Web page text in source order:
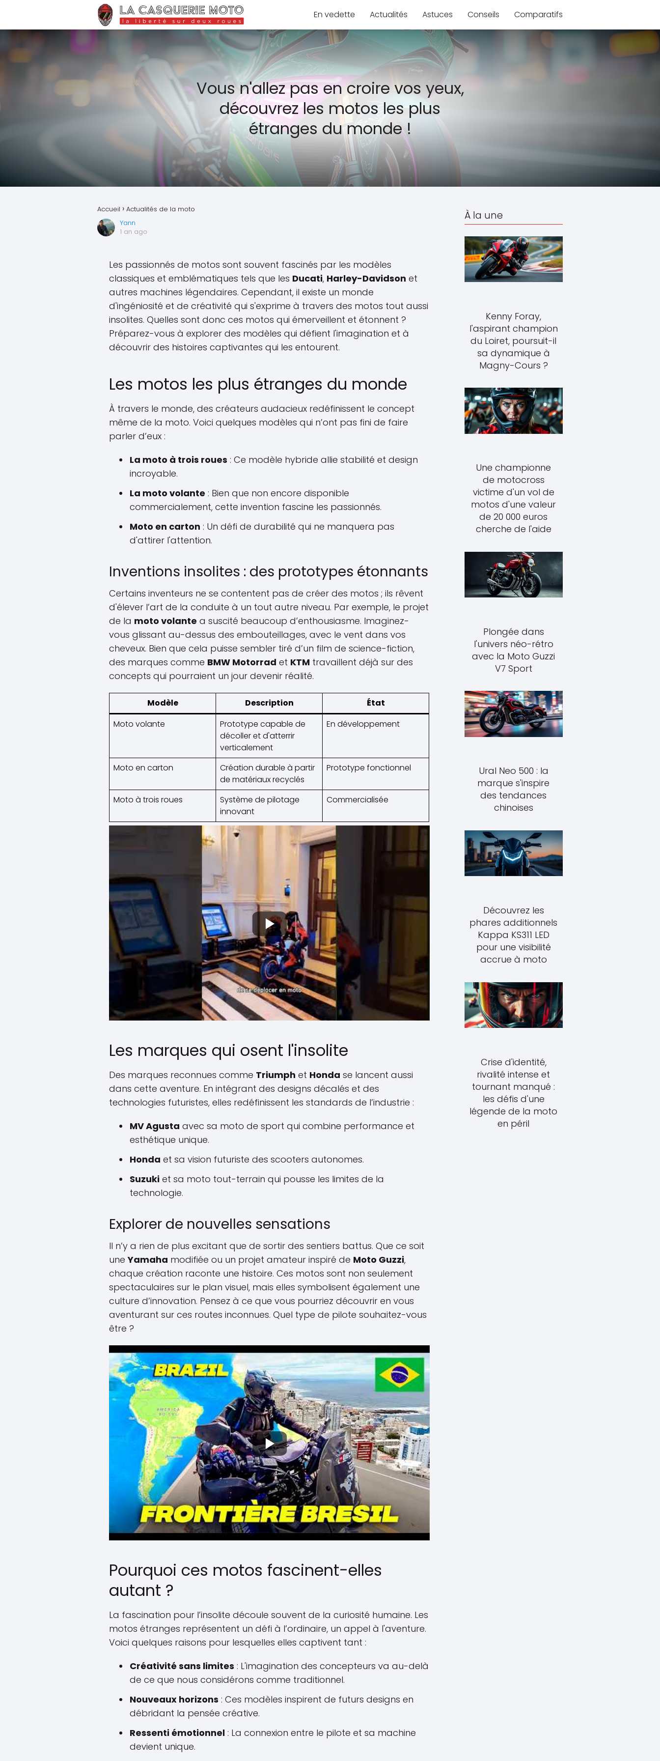
En vedette Actualités Astuces Conseils Comparatifs
Vous n'allez pas en croire vos yeux,
découvrez les motos les plus
étranges du monde !
Accueil
Actualités de la moto
Yann
1 an ago
Les passionnés de motos sont souvent fascinés par les modèles
classiques et emblématiques tels que les Ducati, Harley-Davidson et
autres machines légendaires. Cependant, il existe un monde
d'ingéniosité et de créativité qui s'exprime à travers des motos tout aussi
insolites. Quelles sont donc ces motos qui émerveillent et étonnent ?
Préparez-vous à explorer des modèles qui défient l'imagination et à
découvrir des histoires captivantes qui les entourent.
Les motos les plus étranges du monde
À travers le monde, des créateurs audacieux redéfinissent le concept
même de la moto. Voici quelques modèles qui n’ont pas fini de faire
parler d’eux :
La moto à trois roues : Ce modèle hybride allie stabilité et design
incroyable.
La moto volante : Bien que non encore disponible
commercialement, cette invention fascine les passionnés.
Moto en carton : Un défi de durabilité qui ne manquera pas
d'attirer l'attention.
Inventions insolites : des prototypes étonnants
Certains inventeurs ne se contentent pas de créer des motos ; ils rêvent
d'élever l’art de la conduite à un tout autre niveau. Par exemple, le projet
de la moto volante a suscité beaucoup d’enthousiasme. Imaginez-
vous glissant au-dessus des embouteillages, avec le vent dans vos
cheveux. Bien que cela puisse sembler tiré d’un film de science-fiction,
des marques comme BMW Motorrad et KTM travaillent déjà sur des
concepts qui pourraient un jour devenir réalité.
Modèle Description
État
Moto volante
Prototype capable de
décoller et d'atterrir
verticalement
En développement
Moto en carton
Création durable à partir
de matériaux recyclés
Prototype fonctionnel
Moto à trois roues
Système de pilotage
innovant
Commercialisée
Les marques qui osent l'insolite
Des marques reconnues comme Triumph et Honda se lancent aussi
dans cette aventure. En intégrant des designs décalés et des
technologies futuristes, elles redéfinissent les standards de l’industrie :
MV Agusta avec sa moto de sport qui combine performance et
esthétique unique.
Honda et sa vision futuriste des scooters autonomes.
Suzuki et sa moto tout-terrain qui pousse les limites de la
technologie.
Explorer de nouvelles sensations
Il n’y a rien de plus excitant que de sortir des sentiers battus. Que ce soit
uneYamaha modifiée ou un projet amateur inspiré de Moto Guzzi,
chaque création raconte une histoire. Ces motos sont non seulement
spectaculaires sur le plan visuel, mais elles symbolisent également une
culture d’innovation. Pensez à ce que vous pourriez découvrir en vous
aventurant sur ces routes inconnues. Quel type de pilote souhaitez-vous
être ?
Pourquoi ces motos fascinent-elles
autant ?
La fascination pour l’insolite découle souvent de la curiosité humaine. Les
motos étranges représentent un défi à l’ordinaire, un appel à l'aventure.
Voici quelques raisons pour lesquelles elles captivent tant :
Créativité sans limites : L'imagination des concepteurs va au-delà
de ce que nous considérons comme traditionnel.
Nouveaux horizons : Ces modèles inspirent de futurs designs en
débridant la pensée créative.
Ressenti émotionnel : La connexion entre le pilote et sa machine
devient unique.
À la une
Kenny Foray,
l'aspirant champion
du Loiret, poursuit-il
sa dynamique à
Magny-Cours ?
Une championne
de motocross
victime d'un vol de
motos d'une valeur
de 20 000 euros
cherche de l'aide
Plongée dans
l'univers néo-rétro
avec la Moto Guzzi
V7 Sport
Ural Neo 500 : la
marque s'inspire
des tendances
chinoises
Découvrez les
phares additionnels
Kappa KS311 LED
pour une visibilité
accrue à moto
Crise d'identité,
rivalité intense et
tournant manqué :
les défis d'une
légende de la moto
en péril